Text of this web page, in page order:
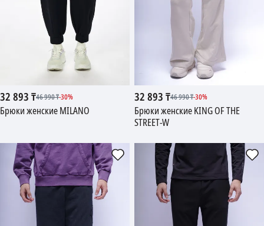
32 893₸46 990₸-30%
Брюки женские MILANO
32 893₸46 990₸-30%
Брюки женские KING OF THE
STREET-W